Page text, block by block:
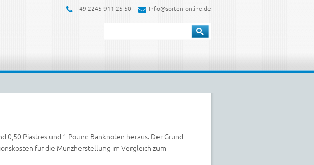
+49 2245 911 25 50 Info@sorten-online.de
0,50 Piastres und 1 Pound Banknoten heraus. Der Grund
für die Münzherstellung im Vergleich zum